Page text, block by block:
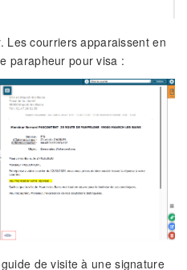
Les courriers apparaissent en
parapheur pour visa :
de visite à une signature